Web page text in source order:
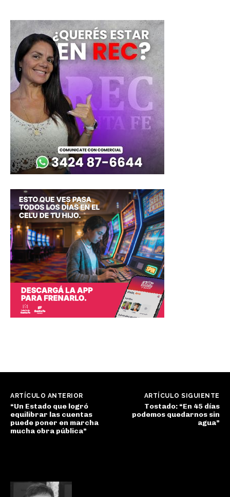
ARTÍCULO ANTERIOR
“Un Estado que logró
equilibrar las cuentas
puede poner en marcha
mucha obra pública”
ARTÍCULO SIGUIENTE
Tostado: “En 45 días
podemos quedarnos sin
agua”